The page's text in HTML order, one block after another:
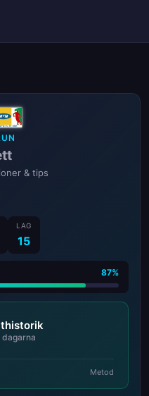
& tips
LAG
15
87%
dagarna
Metod